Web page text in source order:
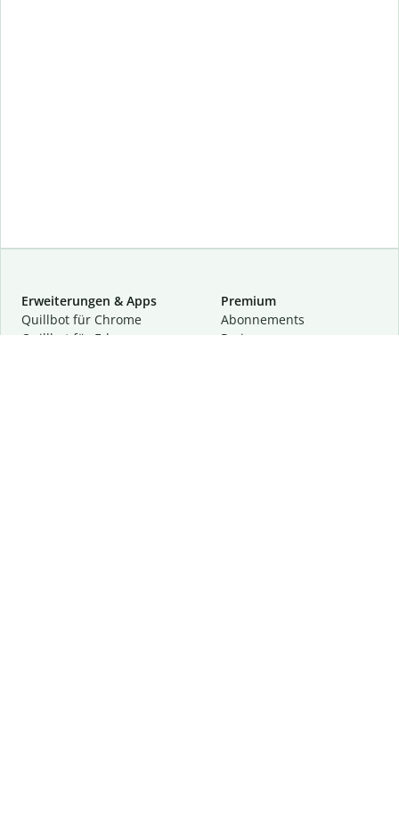
Erweiterungen & Apps
Quillbot für Chrome
Quillbot für Edge
Premium
Abon­ne­ments
Preise